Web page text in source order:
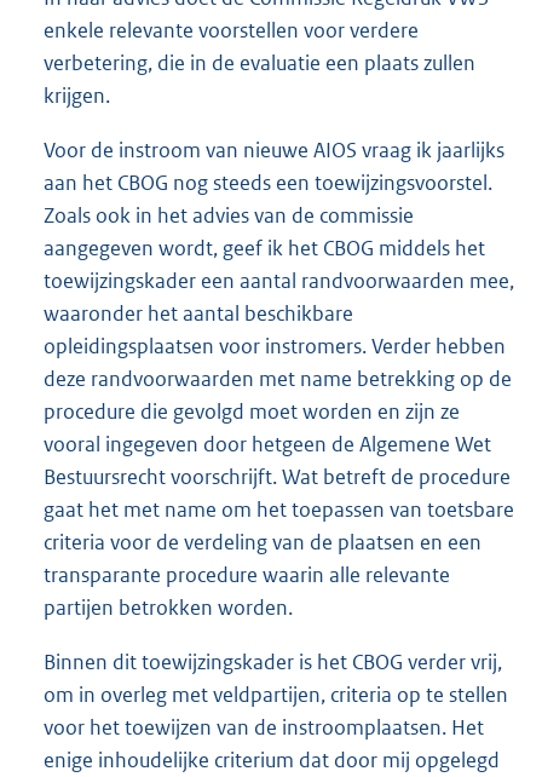
enkele relevante voorstellen voor verdere
verbetering, die in de evaluatie een plaats zullen
krijgen.
Voor de instroom van nieuwe AIOS vraag ik jaarlijks
aan het CBOG nog steeds een toewijzingsvoorstel.
Zoals ook in het advies van de commissie
aangegeven wordt, geef ik het CBOG middels het
toewijzingskader een aantal randvoorwaarden mee,
waaronder het aantal beschikbare
opleidingsplaatsen voor instromers. Verder hebben
deze randvoorwaarden met name betrekking op de
procedure die gevolgd moet worden en zijn ze
vooral ingegeven door hetgeen de Algemene Wet
Bestuursrecht voorschrijft. Wat betreft de procedure
gaat het met name om het toepassen van toetsbare
criteria voor de verdeling van de plaatsen en een
transparante procedure waarin alle relevante
partijen betrokken worden.
Binnen dit toewijzingskader is het CBOG verder vrij,
om in overleg met veldpartijen, criteria op te stellen
voor het toewijzen van de instroomplaatsen. Het
enige inhoudelijke criterium dat door mij opgelegd